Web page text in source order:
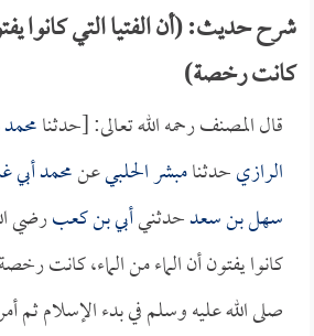
شرح حديث: (أن الفتيا التي كانوا
كانت رخصة)
قال المصنف رحمه الله تعالى: [حدثنا
الرازيحدثنامبشر الحلبيعنمحمد أبي
سهل بن سعدحدثنيأبي بن كعبرضي
كانوا يفتون أن الماء من الماء، كانت
صلى الله عليه وسلم في بدء الإسلام ثم